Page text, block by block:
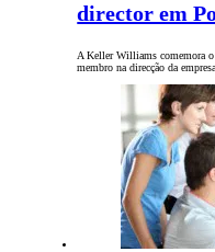
director em
A Keller Williams comemora o
membro na direcção da